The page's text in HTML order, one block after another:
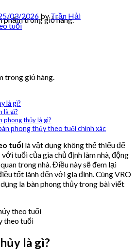
phẩm trong giỏ hàng.
trong giỏ hàng.
03/2026 byTrần Hải
là gì?
là gì?
phong thủy là gì?
phong thủy theo tuổi chính xác
tuổi là vật dụng không thể thiếu để
tuổi của gia chủ định làm nhà, động
trong nhà. Điều này sẽ đem lại
tốt lành đến với gia đình. Cùng VRO
la bàn phong thủy trong bài viết
theo tuổi
là gì?